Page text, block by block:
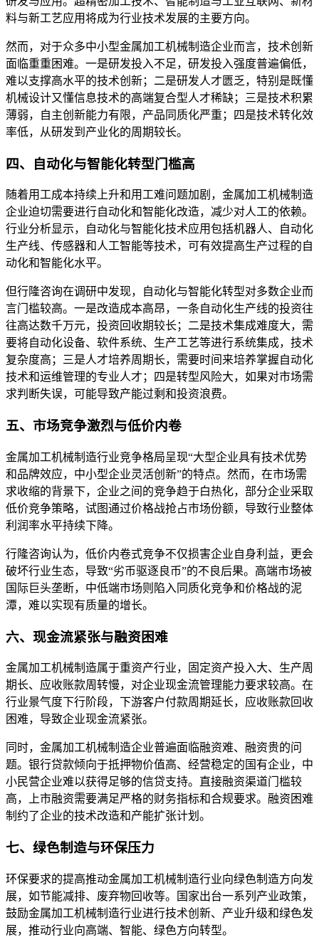
料与新工艺应用将成为行业技术发展的主要方向。
然而，对于众多中小型金属加工机械制造企业而言，技术创新
面临重重困难。一是研发投入不足，研发投入强度普遍偏低，
难以支撑高水平的技术创新；二是研发人才匮乏，特别是既懂
机械设计又懂信息技术的高端复合型人才稀缺；三是技术积累
薄弱，自主创新能力有限，产品同质化严重；四是技术转化效
率低，从研发到产业化的周期较长。
四、自动化与智能化转型门槛高
随着用工成本持续上升和用工难问题加剧，金属加工机械制造
企业迫切需要进行自动化和智能化改造，减少对人工的依赖。
行业分析显示，自动化与智能化技术应用包括机器人、自动化
生产线、传感器和人工智能等技术，可有效提高生产过程的自
动化和智能化水平。
但行隆咨询在调研中发现，自动化与智能化转型对多数企业而
言门槛较高。一是改造成本高昂，一条自动化生产线的投资往
往高达数千万元，投资回收期较长；二是技术集成难度大，需
要将自动化设备、软件系统、生产工艺等进行系统集成，技术
复杂度高；三是人才培养周期长，需要时间来培养掌握自动化
技术和运维管理的专业人才；四是转型风险大，如果对市场需
求判断失误，可能导致产能过剩和投资浪费。
五、市场竞争激烈与低价内卷
金属加工机械制造行业竞争格局呈现“大型企业具有技术优势
和品牌效应，中小型企业灵活创新”的特点。然而，在市场需
求收缩的背景下，企业之间的竞争趋于白热化，部分企业采取
低价竞争策略，试图通过价格战抢占市场份额，导致行业整体
利润率水平持续下降。
行隆咨询认为，低价内卷式竞争不仅损害企业自身利益，更会
破坏行业生态，导致“劣币驱逐良币”的不良后果。高端市场被
国际巨头垄断，中低端市场则陷入同质化竞争和价格战的泥
潭，难以实现有质量的增长。
六、现金流紧张与融资困难
金属加工机械制造属于重资产行业，固定资产投入大、生产周
期长、应收账款周转慢，对企业现金流管理能力要求较高。在
行业景气度下行阶段，下游客户付款周期延长，应收账款回收
困难，导致企业现金流紧张。
同时，金属加工机械制造企业普遍面临融资难、融资贵的问
题。银行贷款倾向于抵押物价值高、经营稳定的国有企业，中
小民营企业难以获得足够的信贷支持。直接融资渠道门槛较
高，上市融资需要满足严格的财务指标和合规要求。融资困难
制约了企业的技术改造和产能扩张计划。
七、绿色制造与环保压力
环保要求的提高推动金属加工机械制造行业向绿色制造方向发
展，如节能减排、废弃物回收等。国家出台一系列产业政策，
鼓励金属加工机械制造行业进行技术创新、产业升级和绿色发
展，推动行业向高端、智能、绿色方向转型。